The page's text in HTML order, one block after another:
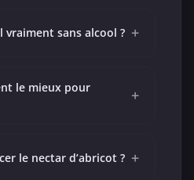
vraiment sans alcool ? +
le mieux pour
+
le nectar d’abricot ? +